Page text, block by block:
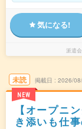
気になる!
派遣
未読
NEW
掲載日 2026/
【オープニ
き添いも仕